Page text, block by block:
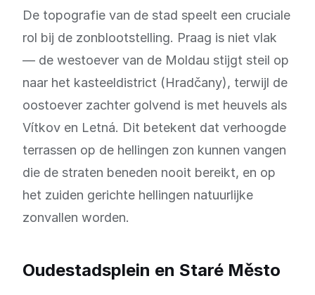
De topografie van de stad speelt een cruciale
rol bij de zonblootstelling. Praag is niet vlak
— de westoever van de Moldau stijgt steil op
naar het kasteeldistrict (Hradčany), terwijl de
oostoever zachter golvend is met heuvels als
Vítkov en Letná. Dit betekent dat verhoogde
terrassen op de hellingen zon kunnen vangen
die de straten beneden nooit bereikt, en op
het zuiden gerichte hellingen natuurlijke
zonvallen worden.
Oudestadsplein en Staré Město